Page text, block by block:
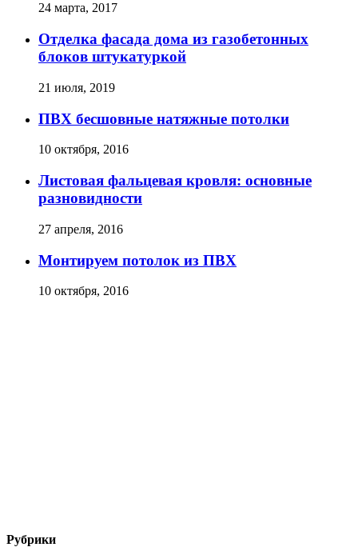
24 марта, 2017
Отделка фасада дома из газобетонных
блоков штукатуркой
21 июля, 2019
ПВХ бесшовные натяжные потолки
10 октября, 2016
Листовая фальцевая кровля: основные
разновидности
27 апреля, 2016
Монтируем потолок из ПВХ
10 октября, 2016
Рубрики